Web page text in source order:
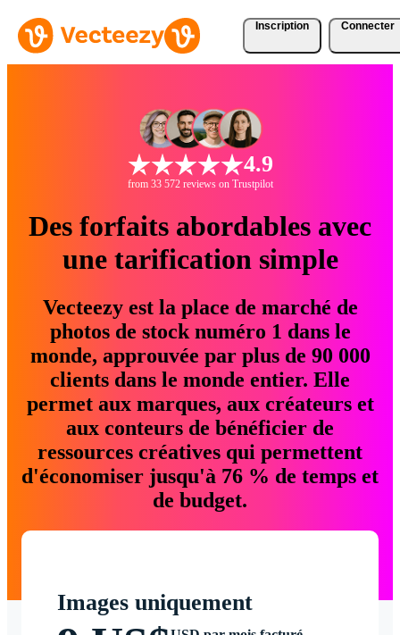
Inscription Connecter
4.9
from 33 572 reviews on Trustpilot
Des forfaits abordables avec
une tarification simple
Vecteezy est la place de marché de
photos de stock numéro 1 dans le
monde, approuvée par plus de 90 000
clients dans le monde entier. Elle
permet aux marques, aux créateurs et
aux conteurs de bénéficier de
ressources créatives qui permettent
d'économiser jusqu'à 76 % de temps et
de budget.
Images uniquement